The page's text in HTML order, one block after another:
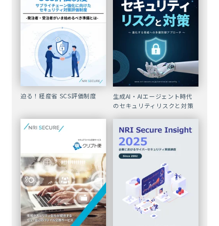
迫る！経産省 SCS評価制度
生成AI・AIエージェント時代
のセキュリティリスクと対策